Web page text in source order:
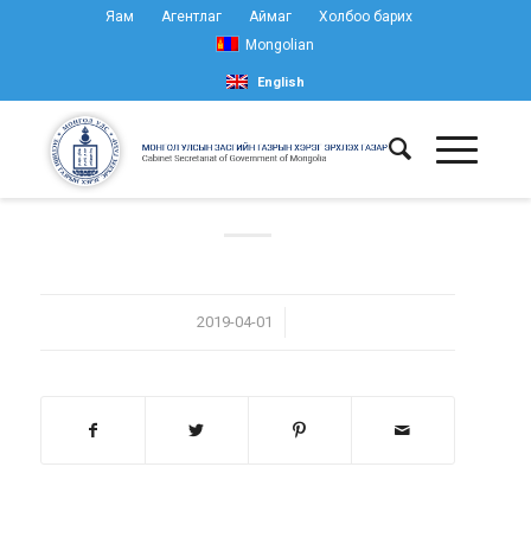
Яам Агентлаг Аймаг
Холбоо барих
Mongolian
English
2019-04-01
/